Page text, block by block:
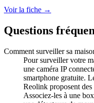
Voir la fiche →
Questions
Comment surveiller sa
Pour surveiller votre
une caméra IP
smartphone gratuite.
Reolink proposent des
Associez-les à une